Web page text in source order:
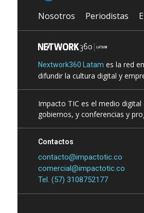
Nosotros Periodistas
Nextwork360 Latam es la red
difundir la cultura digital y
Impacto TIC es el medio
gobiernos, y conferencias y
Contactos
contacto@impactotic.co
comercial@impactotic.co
Tel. (57) 3108752177